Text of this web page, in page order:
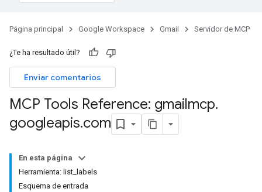
Página principal Google Workspace Gmail Servidor de MCP
¿Te ha resultado útil?
Enviar comentarios
MCP Tools Reference: gmailmcp.
googleapis.com
En esta página
Herramienta: list_labels
Esquema de entrada